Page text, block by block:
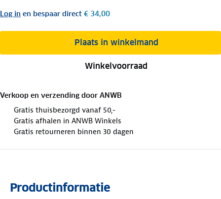
Log in en bespaar direct € 34,00
Plaats in winkelmand
Winkelvoorraad
Verkoop en verzending door ANWB
Gratis thuisbezorgd vanaf 50,-
Gratis afhalen in ANWB Winkels
Gratis retourneren binnen 30 dagen
Productinformatie